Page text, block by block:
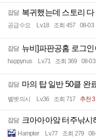
잡담 복귀했는데 스토리
공급수요 Lv.18 조회 457 08-03
잡담 뉴비]파판공홈 로그
happynus Lv.71 조회 369 08-03
잡담 마의 탑 일반 50클 완
벨벳의시 Lv.36 조회 717 추천 3
잡담 크아아아앜 터주낚시
Hampter Lv.77 조회 279